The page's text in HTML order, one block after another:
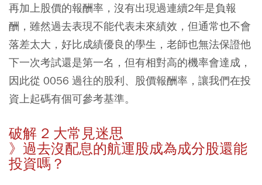
再加上股價的報酬率，沒有出現過連續2年是負報
酬，雖然過去表現不能代表未來績效，但通常也不會
落差太大，好比成績優良的學生，老師也無法保證他
下一次考試還是第一名，但有相對高的機率會達成，
因此從 0056 過往的股利、股價報酬率，讓我們在投
資上起碼有個可參考基準。
破解 2 大常見迷思
》過去沒配息的航運股成為成分股還能
投資嗎？